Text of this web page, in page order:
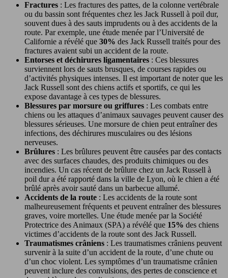
Fractures : Les fractures des pattes, de la colonne vertébrale
ou du bassin sont fréquentes chez les Jack Russell à poil dur,
souvent dues à des sauts imprudents ou à des accidents de la
route. Par exemple, une étude menée par l’Université de
Californie a révélé que 30% des Jack Russell traités pour des
fractures avaient subi un accident de la route.
Entorses et déchirures ligamentaires : Ces blessures
surviennent lors de sauts brusques, de courses rapides ou
d’activités physiques intenses. Il est important de noter que les
Jack Russell sont des chiens actifs et sportifs, ce qui les
expose davantage à ces types de blessures.
Blessures par morsure ou griffures : Les combats entre
chiens ou les attaques d’animaux sauvages peuvent causer des
blessures sérieuses. Une morsure de chien peut entraîner des
infections, des déchirures musculaires ou des lésions
nerveuses.
Brûlures : Les brûlures peuvent être causées par des contacts
avec des surfaces chaudes, des produits chimiques ou des
incendies. Un cas récent de brûlure chez un Jack Russell à
poil dur a été rapporté dans la ville de Lyon, où le chien a été
brûlé après avoir sauté dans un barbecue allumé.
Accidents de la route : Les accidents de la route sont
malheureusement fréquents et peuvent entraîner des blessures
graves, voire mortelles. Une étude menée par la Société
Protectrice des Animaux (SPA) a révélé que 15% des chiens
victimes d’accidents de la route sont des Jack Russell.
Traumatismes crâniens : Les traumatismes crâniens peuvent
survenir à la suite d’un accident de la route, d’une chute ou
d’un choc violent. Les symptômes d’un traumatisme crânien
peuvent inclure des convulsions, des pertes de conscience et